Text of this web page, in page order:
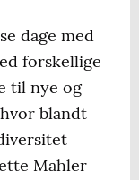
dage med
forskellige
til nye og
blandt
Mahler